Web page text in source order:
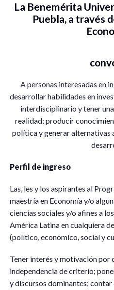
La Benemérita
Puebla, a través
A personas interesadas en
desarrollar habilidades en
interdisciplinario y tener
realidad; producir
política y generar alternativas
Perfil de ingreso
Las, les y los aspirantes al
maestría en Economía y/o
ciencias sociales y/o afines a
América Latina en cualquiera
(político, económico, social y
Tener interés y motivación por
independencia de criterio;
y discursos dominantes; contar